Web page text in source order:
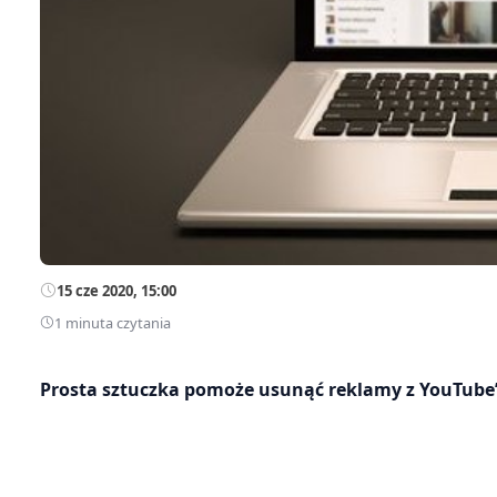
15 cze 2020, 15:00
1 minuta czytania
Prosta sztuczka pomoże usunąć reklamy z